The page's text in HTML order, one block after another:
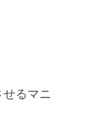
るマニ